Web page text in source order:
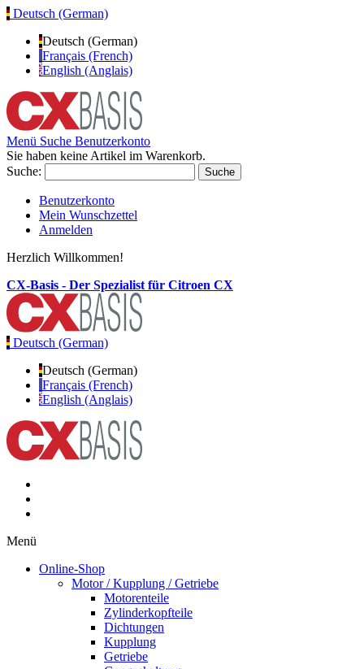
Deutsch (German)
Deutsch (German)
Français (French)
English (Anglais)
Menü Suche Benutzerkonto
Sie haben keine Artikel im Warenkorb.
Suche:
Suche
Benutzerkonto
Mein Wunschzettel
Anmelden
Herzlich Willkommen!
CX-Basis - Der Spezialist für Citroen CX
Deutsch (German)
Deutsch (German)
Français (French)
English (Anglais)
Menü
Online-Shop
Motor / Kupplung / Getriebe
Motorenteile
Zylinderkopfteile
Dichtungen
Kupplung
Getriebe